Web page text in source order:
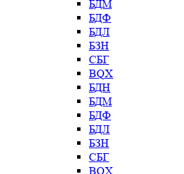
БДМ
БДФ
БДЛ
БЗН
СБГ
BQX
БДН
БДМ
БДФ
БДЛ
БЗН
СБГ
BQX